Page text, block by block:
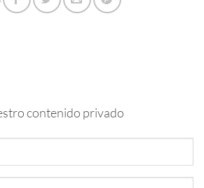
contenido privado